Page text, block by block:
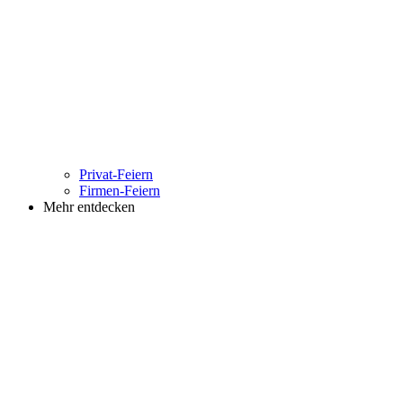
Privat-Feiern
Firmen-Feiern
Mehr entdecken